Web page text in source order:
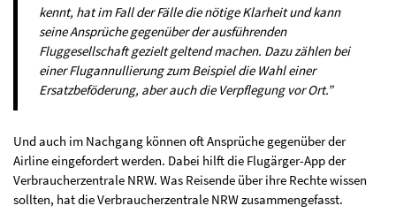
kennt, hat im Fall der Fälle die nötige Klarheit und kann
seine Ansprüche gegenüber der ausführenden
Fluggesellschaft gezielt geltend machen. Dazu zählen bei
einer Flugannullierung zum Beispiel die Wahl einer
Ersatzbeföderung, aber auch die Verpflegung vor Ort.”
Und auch im Nachgang können oft Ansprüche gegenüber der
Airline eingefordert werden. Dabei hilft die Flugärger-App der
Verbraucherzentrale NRW. Was Reisende über ihre Rechte wissen
sollten, hat die Verbraucherzentrale NRW zusammengefasst.